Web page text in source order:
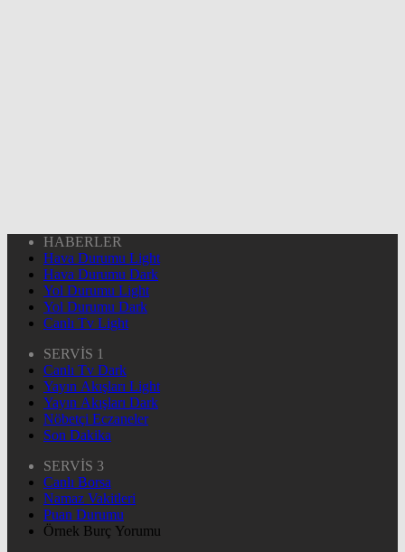
HABERLER
Hava Durumu Light
Hava Durumu Dark
Yol Durumu Light
Yol Durumu Dark
Canlı Tv Light
SERVİS 1
Canlı Tv Dark
Yayın Akışları Light
Yayın Akışları Dark
Nöbetçi Eczaneler
Son Dakika
SERVİS 3
Canlı Borsa
Namaz Vakitleri
Puan Durumu
Örnek Burç Yorumu